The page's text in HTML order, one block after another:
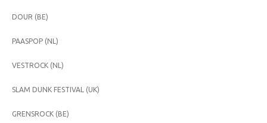
DOUR (BE)
PAASPOP (NL)
VESTROCK (NL)
SLAM DUNK FESTIVAL (UK)
GRENSROCK (BE)